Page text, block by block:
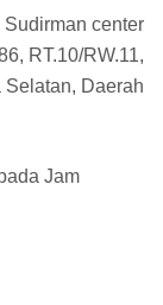
center
RT.10/RW.11,
Selatan, Daerah
Jam